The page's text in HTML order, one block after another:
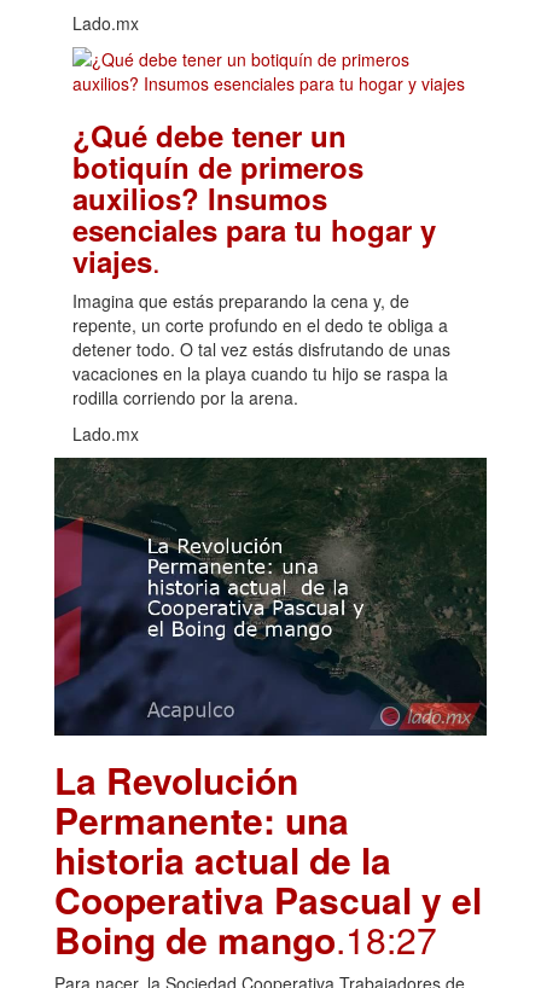
Lado.mx
¿Qué debe tener un
botiquín de primeros
auxilios? Insumos
esenciales para tu hogar y
viajes.
Imagina que estás preparando la cena y, de
repente, un corte profundo en el dedo te obliga a
detener todo. O tal vez estás disfrutando de unas
vacaciones en la playa cuando tu hijo se raspa la
rodilla corriendo por la arena.
Lado.mx
La Revolución
Permanente: una
historia actual de la
Cooperativa Pascual y el
Boing de mango.18:27
Para nacer, la Sociedad Cooperativa Trabajadores de